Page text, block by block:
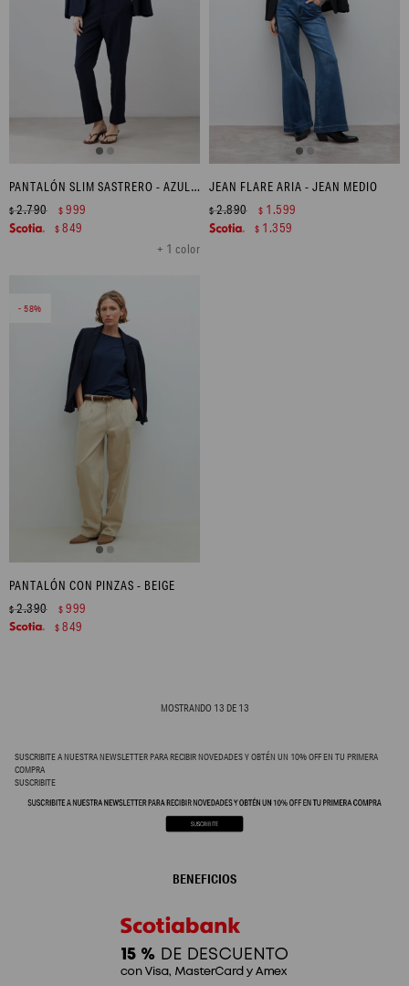
PANTALÓN SLIM SASTRERO - AZUL MARINO
+ 1 color
$2.790 $ 999
$ 849
JEAN FLARE ARIA - JEAN MEDIO
$2.890 $ 1.599
$ 1.359
58
PANTALÓN CON PINZAS - BEIGE
$2.390 $ 999
$ 849
MOSTRANDO 13 DE 13
SUSCRIBITE A NUESTRA NEWSLETTER PARA RECIBIR NOVEDADES Y OBTÉN UN 10% OFF EN TU PRIMERA
COMPRA
SUSCRIBITE
BENEFICIOS